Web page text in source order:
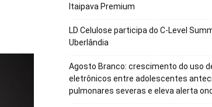
Itaipava Premium
LD Celulose participa do C-Level
Uberlândia
Agosto Branco: crescimento do uso
eletrônicos entre adolescentes
pulmonares severas e eleva alerta